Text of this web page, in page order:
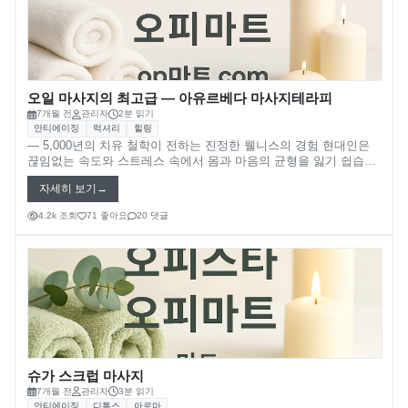
안산오피(안산op)
평택오피(평택op)
천안오피(천안op)
광주오피(광주op)
강원오피(강원op)
부산오피(부산op)
제주오피(제주op)
서울오피(서울op)
울산오피(울산op)
업소사이트
오피 순위
가짜 오피 판별법
오피스타
오피스타 주소
오피가이드
부산달리기(부달)
헬로밤
오피나라
스웨디시
스파
발마사지
스톤마사지
경락마사지
아로마마사지
스포츠마사지
타이마사지
오일 마사지의 최고급 ― 아유르베다 마사지테라피
7개월 전 관리자
2분 읽기
안티에이징
럭셔리 힐링
― 5,000년의 치유 철학이 전하는 진정한 웰니스의 경험 현대인은
끊임없는 속도와 스트레스 속에서 몸과 마음의 균형을 잃기 쉽습니
다. 그런 현대인에게 가장 오래된 치유의 지혜로부터 비롯된 아유르
베다(Ayurveda) 마사지테라피는 단순한 휴식이 아닌 삶의 균형을
되찾는 웰니스의 예술로 다가옵니다.
자세히 보기
4.2k 조회 71 좋아요 20 댓글
슈가 스크럽 마사지
7개월 전 관리자
3분 읽기
안티에이징
디톡스 아로마